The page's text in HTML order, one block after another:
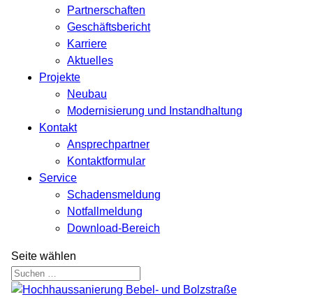
Partnerschaften
Geschäftsbericht
Karriere
Aktuelles
Projekte
Neubau
Modernisierung und Instandhaltung
Kontakt
Ansprechpartner
Kontaktformular
Service
Schadensmeldung
Notfallmeldung
Download-Bereich
Seite wählen